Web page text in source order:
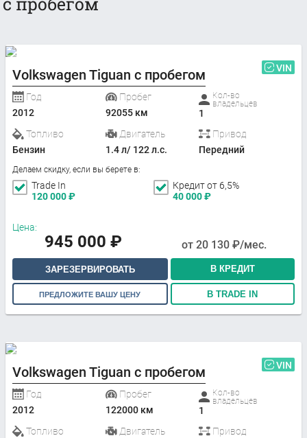
Volkswagen Tiguan с пробегом VIN
Год
2012
Пробег
92055 км
Кол-во
владельцев
1
Топливо
Бензин
Двигатель
1.4 л/ 122 л.с.
Привод
Передний
Делаем скидку, если вы берете в:
Trade In
120 000₽
Кредит от 6,5%
40 000₽
Цена:
945 000 ₽ от 20 130 ₽/мес.
ЗАРЕЗЕРВИРОВАТЬ В КРЕДИТ
ПРЕДЛОЖИТЕ ВАШУ ЦЕНУ В TRADE IN
Volkswagen Tiguan с пробегом VIN
Год
2012
Пробег
122000 км
Кол-во
владельцев
1
Топливо
Двигатель
Привод